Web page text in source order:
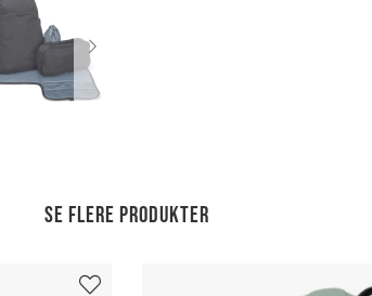
Se flere produkter